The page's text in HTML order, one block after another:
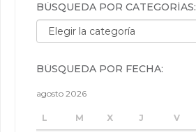
BÚSQUEDA POR CATEGORÍAS:
Búsqueda por categorías:
BÚSQUEDA POR FECHA:
agosto 2026
L M X J V